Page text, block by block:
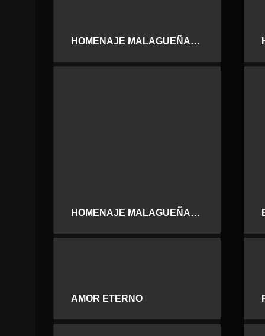
HOMENAJE MALAGUEÑAS DE FIESTA. ISABEL RICO
HOMENAJE MALAGUEÑAS DE FIESTA. DANI Y MANUEL
AMOR ETERNO